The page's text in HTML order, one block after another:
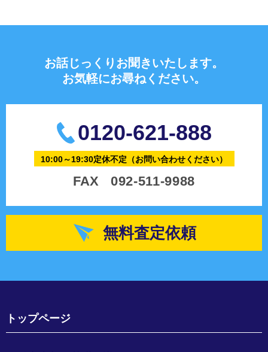
お話じっくりお聞きいたします。
お気軽にお尋ねください。
0120-621-888
10:00～19:30定休不定 （お問い合わせください）
FAX 092-511-9988
無料査定依頼
トップページ